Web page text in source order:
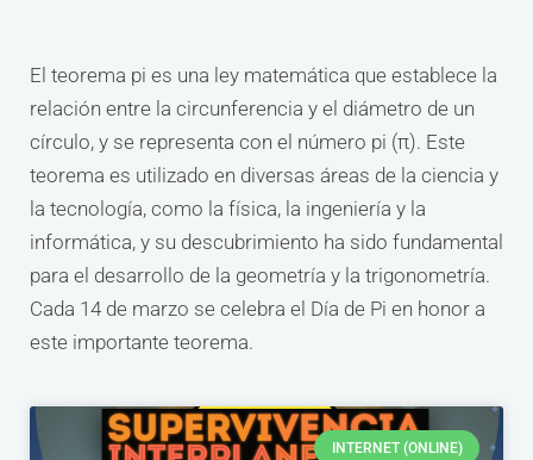
El teorema pi es una ley matemática que establece la
relación entre la circunferencia y el diámetro de un
círculo, y se representa con el número pi (π). Este
teorema es utilizado en diversas áreas de la ciencia y
la tecnología, como la física, la ingeniería y la
informática, y su descubrimiento ha sido fundamental
para el desarrollo de la geometría y la trigonometría.
Cada 14 de marzo se celebra el Día de Pi en honor a
este importante teorema.
INTERNET (ONLINE)